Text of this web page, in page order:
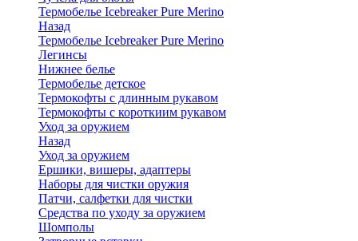
Термобелье Icebreaker Pure Merino
Назад
Термобелье Icebreaker Pure Merino
Легинсы
Нижнее белье
Термобелье детское
Термокофты с длинным рукавом
Термокофты с короткиим рукавом
Уход за оружием
Назад
Уход за оружием
Ершики, вишеры, адаптеры
Наборы для чистки оружия
Патчи, салфетки для чистки
Средства по уходу за оружием
Шомполы